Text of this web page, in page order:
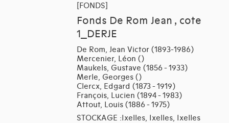
[FONDS]
Fonds De Rom Jean , cote
1_DERJE
De Rom, Jean Victor (1893-1986)
Mercenier, Léon ()
Maukels, Gustave (1856 - 1933)
Merle, Georges ()
Clercx, Edgard (1873 - 1919)
François, Lucien (1894 - 1983)
Attout, Louis (1886 - 1975)
STOCKAGE :Ixelles, Ixelles, Ixelles